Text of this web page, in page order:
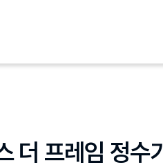
더 프레임 정수기